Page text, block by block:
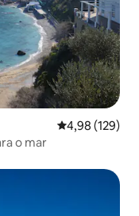
4,98 de uma
4,98 (129)
o mar